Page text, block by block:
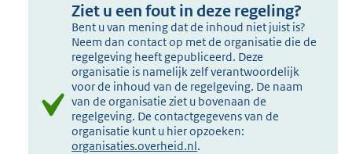
Ziet u een fout in deze regeling?
Bent u van mening dat de inhoud niet juist is?
Neem dan contact op met de organisatie die de
regelgeving heeft gepubliceerd. Deze
organisatie is namelijk zelf verantwoordelijk
voor de inhoud van de regelgeving. De naam
van de organisatie ziet u bovenaan de
regelgeving. De contactgegevens van de
organisatie kunt u hier opzoeken:
organisaties.overheid.nl.